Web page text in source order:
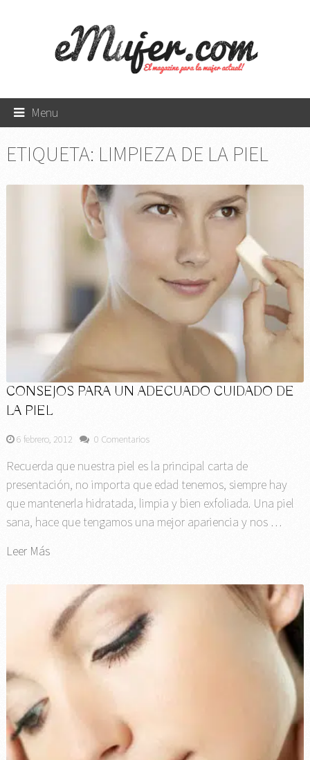
Menu
ETIQUETA: LIMPIEZA DE LA PIEL
CONSEJOS PARA UN ADECUADO CUIDADO DE
LA PIEL
6 febrero, 2012 0 Comentarios
Recuerda que nuestra piel es la principal carta de
presentación, no importa que edad tenemos, siempre hay
que mantenerla hidratada, limpia y bien exfoliada. Una piel
sana, hace que tengamos una mejor apariencia y nos …
Leer Más